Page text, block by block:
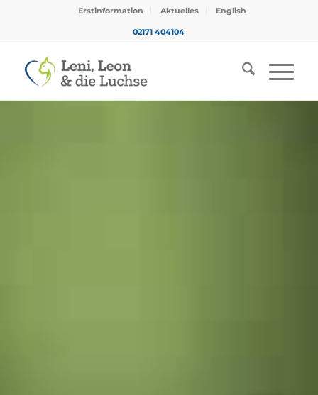
Erstinformation Aktuelles English
02171 404104